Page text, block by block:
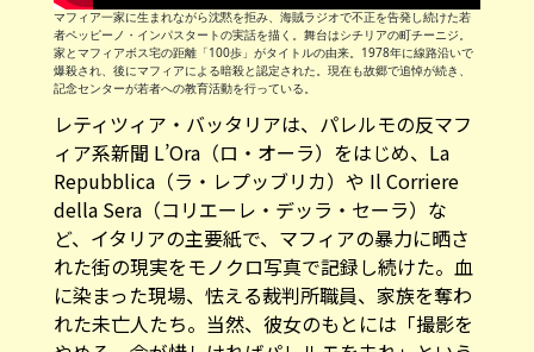
マフィア一家に生まれながら沈黙を拒み、海賊ラジオで不正を告発し続けた若
者ペッピーノ・インパスタートの実話を描く。舞台はシチリアの町チーニジ。
家とマフィアボス宅の距離「100歩」がタイトルの由来。1978年に線路沿いで
爆殺され、後にマフィアによる暗殺と認定された。現在も故郷で追悼が続き、
記念センターが若者への教育活動を行っている。
レティツィア・バッタリアは、パレルモの反マフ
ィア系新聞 L’Ora（ロ・オーラ）をはじめ、La
Repubblica（ラ・レプッブリカ）や Il Corriere
della Sera（コリエーレ・デッラ・セーラ）な
ど、イタリアの主要紙で、マフィアの暴力に晒さ
れた街の現実をモノクロ写真で記録し続けた。血
に染まった現場、怯える裁判所職員、家族を奪わ
れた未亡人たち。当然、彼女のもとには「撮影を